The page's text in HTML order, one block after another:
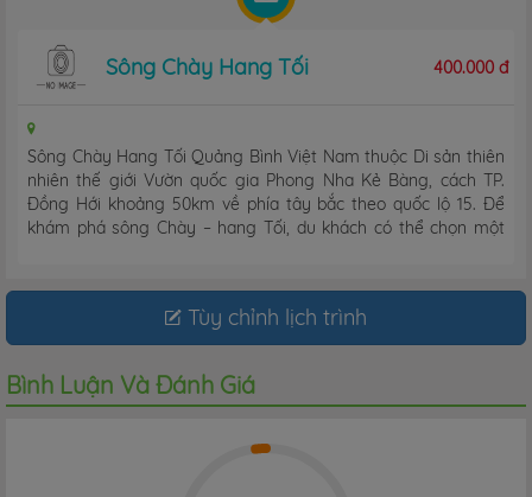
Sông Chày Hang Tối 400.000 đ
Sông Chày Hang Tối Quảng Bình Việt Nam thuộc Di sản thiên
nhiên thế giới Vườn quốc gia Phong Nha Kẻ Bàng, cách TP.
Đồng Hới khoảng 50km về phía tây bắc theo quốc lộ 15. Để
khám phá sông Chày – hang Tối, du khách có thể chọn một
Tùy chỉnh lịch trình
Bình Luận Và Đánh Giá